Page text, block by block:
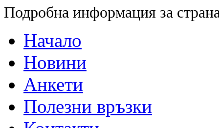
Подробна информация за
Начало
Новини
Анкети
Полезни връзки